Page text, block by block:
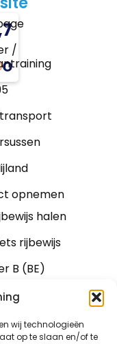
wij technologieën
op te slaan en/of te
/
opnemen
halen
rijbewijs
B (BE)